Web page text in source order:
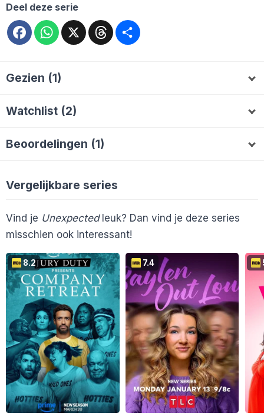
Deel deze serie
FacebookWhatsApp
X Threads
Gezien (1)
Watchlist (2)
Beoordelingen (1)
Vergelijkbare series
Vind je Unexpectedleuk? Dan vind je deze series
misschien ook interessant!
8.2 7.4